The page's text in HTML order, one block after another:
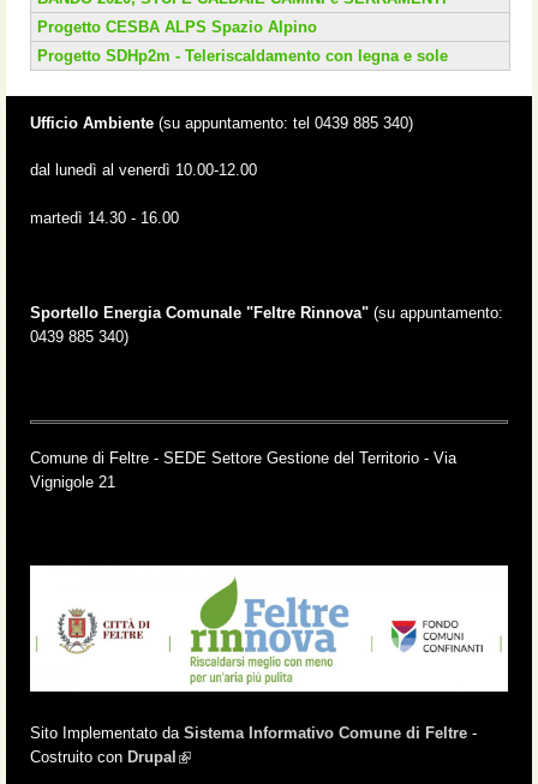
Progetto CESBA ALPS Spazio Alpino
Progetto SDHp2m - Teleriscaldamento con legna e sole
Ufficio Ambiente (su appuntamento: tel 0439 885 340)
dal lunedì al venerdì 10.00-12.00
martedì 14.30 - 16.00
Sportello Energia Comunale "Feltre Rinnova" (su appuntamento:
0439 885 340)
Comune di Feltre - SEDE Settore Gestione del Territorio - Via
Vignigole 21
Sito Implementato da Sistema Informativo Comune di Feltre -
Costruito con Drupal (link is external)